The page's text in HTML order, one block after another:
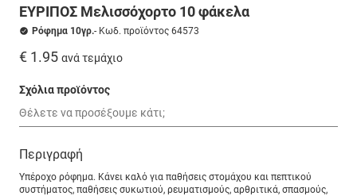
ΕΥΡΙΠΟΣ Μελισσόχορτο 10 φάκελα
Ρόφημα 10γρ.- Κωδ. προϊόντος 64573
€ 1.95 ανά τεμάχιο
Σχόλια προϊόντος
Περιγραφή
Υπέροχο ρόφημα. Κάνει καλό για παθήσεις στομάχου και πεπτικού
συστήματος, παθήσεις συκωτιού, ρευματισμούς, αρθριτικά, σπασμούς,